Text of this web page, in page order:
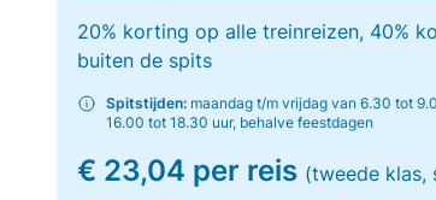
20% korting op alle treinreizen, 40%
buiten de spits
Spitstijden: maandag t/m vrijdag van 6.30 tot
16.00 tot 18.30 uur, behalve feestdagen
€ 23,04 per reis (tweede klas,